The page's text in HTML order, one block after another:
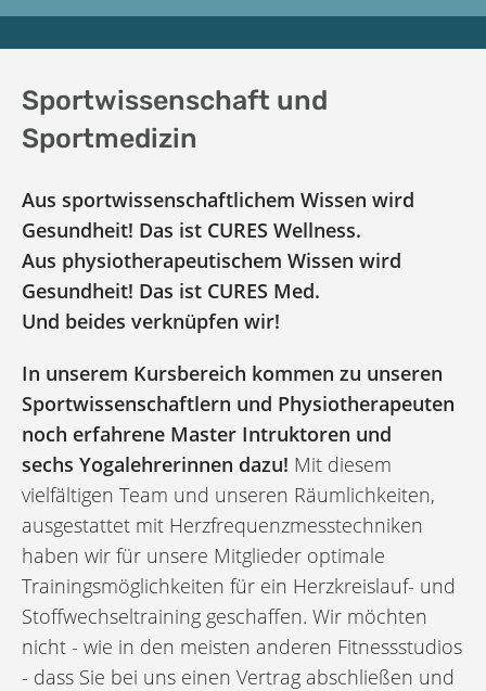
Sportwissenschaft und
Sportmedizin
Aus sportwissenschaftlichem Wissen wird
Gesundheit! Das ist CURES Wellness.
Aus physiotherapeutischem Wissen wird
Gesundheit! Das ist CURES Med.
Und beides verknüpfen wir!
In unserem Kursbereich kommen zu unseren
Sport­wissen­schaftlern und Physio­therapeuten
noch erfahrene Master Intruktoren und
sechs Yoga­lehrerinnen dazu! Mit diesem
vielfältigen Team und unseren Räumlichkeiten,
ausgestattet mit Herz­frequenz­mess­techniken
haben wir für unsere Mitglieder optimale
Trainingsmöglichkeiten für ein Herzkreislauf- und
Stoffwechseltraining geschaffen. Wir möchten
nicht - wie in den meisten anderen Fitnessstudios
- dass Sie bei uns einen Vertrag abschließen und